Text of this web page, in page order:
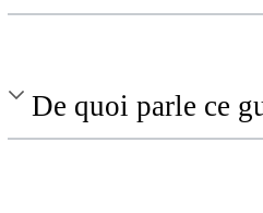
De quoi parle ce